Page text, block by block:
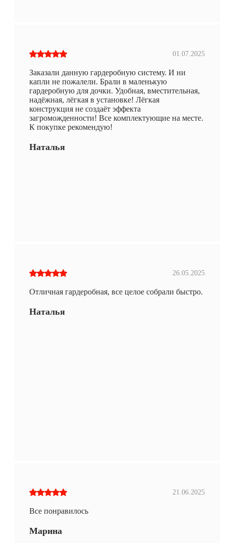
01.07.2025
Заказали данную гардеробную систему. И ни
капли не пожалели. Брали в маленькую
гардеробную для дочки. Удобная, вместительная,
надёжная, лёгкая в установке! Лёгкая
конструкция не создаёт эффекта
загроможденности! Все комплектующие на месте.
К покупке рекомендую!
Наталья
26.05.2025
Отличная гардеробная, все целое собрали быстро.
Наталья
21.06.2025
Все понравилось
Марина